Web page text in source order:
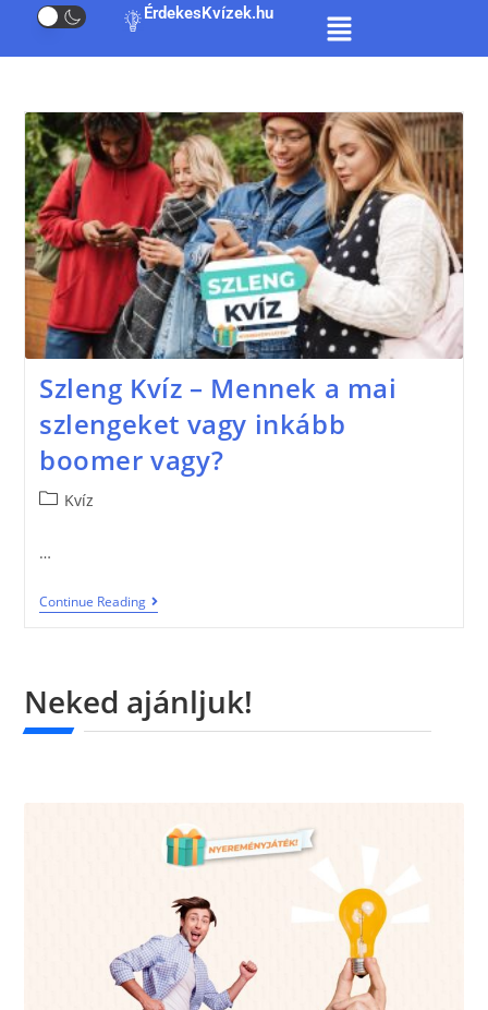
ÉrdekesKvízek.hu
Szleng Kvíz – Mennek a mai
szlengeket vagy inkább
boomer vagy?
Kvíz
…
Continue Reading
Neked ajánljuk!